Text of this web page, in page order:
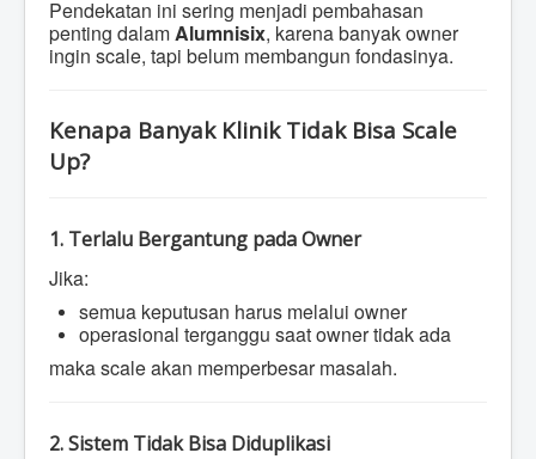
Pendekatan ini sering menjadi pembahasan
penting dalamAlumnisix, karena banyak owner
ingin scale, tapi belum membangun fondasinya.
Kenapa Banyak Klinik Tidak Bisa Scale
Up?
1. Terlalu Bergantung pada Owner
Jika:
semua keputusan harus melalui owner
operasional terganggu saat owner tidak ada
maka scale akan memperbesar masalah.
2. Sistem Tidak Bisa Diduplikasi